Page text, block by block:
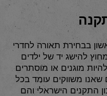
בבחירת תאורה לחדרי
להישג יד של ילדים
מוגנים או מוסתרים
שאנו משווקים עומד בכל
התקנים הישראלי והם